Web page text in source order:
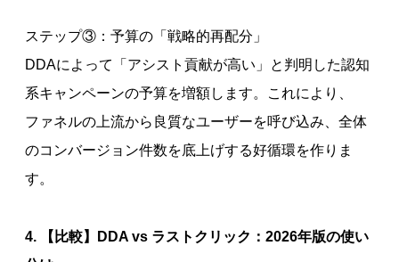
ステップ③：予算の「戦略的再配分」
DDAによって「アシスト貢献が高い」と判明した認知
系キャンペーンの予算を増額します。これにより、
ファネルの上流から良質なユーザーを呼び込み、全体
のコンバージョン件数を底上げする好循環を作りま
す。
4. 【比較】DDA vs ラストクリック：2026年版の使い